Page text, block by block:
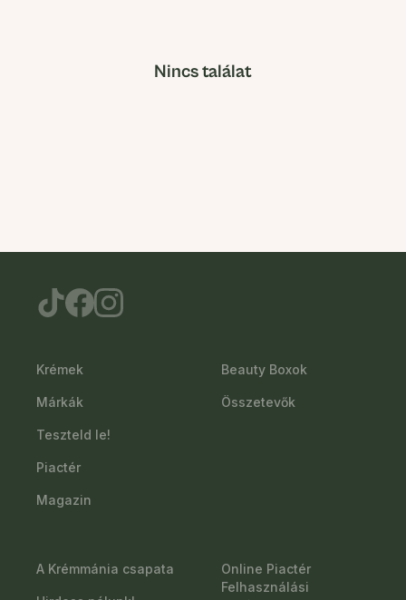
Nincs találat
Krémek
Márkák
Teszteld le!
Piactér
Magazin
Beauty Boxok
Összetevők
A Krémmánia csapata
Online Piactér
Felhasználási